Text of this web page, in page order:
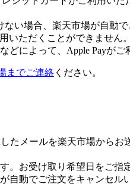
い場合、楽天市場が自動で
いただくことができません。
によって、Apple Payがご
までご連絡 ください。
たメールを楽天市場からお
。お受け取り希望日をご指
自動でご注文をキャンセル